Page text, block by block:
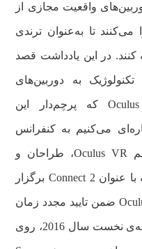
واقعیت مجازی از
تا به‌عنوان ترندی
کنند. در این یادداشت قصد
به دوربین‌های
واقعیت مجازی خصوصا Oculus Rift که پرچم‌دار این
می‌کنیم به کنفرانس
مطبوعاتی پنج‌شنبه‌ی گذشته‌ی تیم Oculus VR، طراحان و
سازنده‌های دوربین Oculus Rift که با عنوان Connect 2 برگزار
شد. در جریان این کنفرانس Oculus VR ضمن تایید مجدد زمان
عرضه‌ی دوربین‌های‌اش در سه‌ماهه‌ی نخست سال 2016، روی